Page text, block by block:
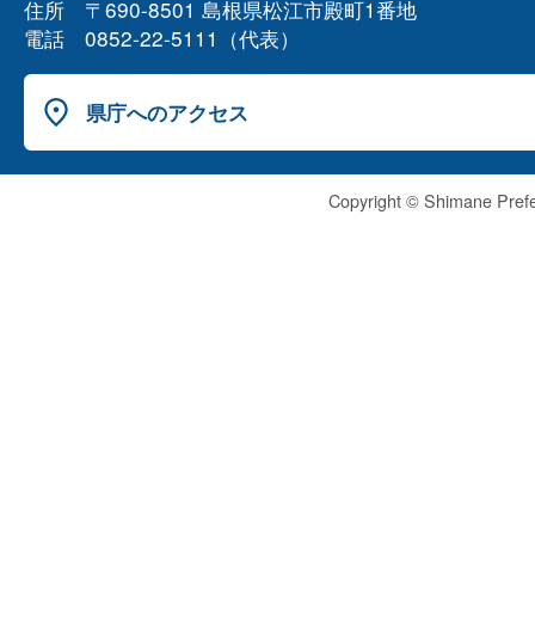
住所 〒690-8501 島根県松江市殿町1番地
電話 0852-22-5111（代表）
県庁へのアクセス
Copyright © Shimane